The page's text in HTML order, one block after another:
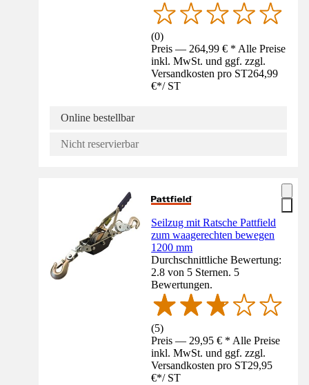
(0)
Preis — 264,99 € * Alle Preise
inkl. MwSt. und ggf. zzgl.
Versandkosten pro ST264,99
€*/ ST
Online bestellbar
Nicht reservierbar
Seilzug mit Ratsche Pattfield
zum waagerechten bewegen
1200 mm
Durchschnittliche Bewertung:
2.8 von 5 Sternen. 5
Bewertungen.
(5)
Preis — 29,95 € * Alle Preise
inkl. MwSt. und ggf. zzgl.
Versandkosten pro ST29,95
€*/ ST